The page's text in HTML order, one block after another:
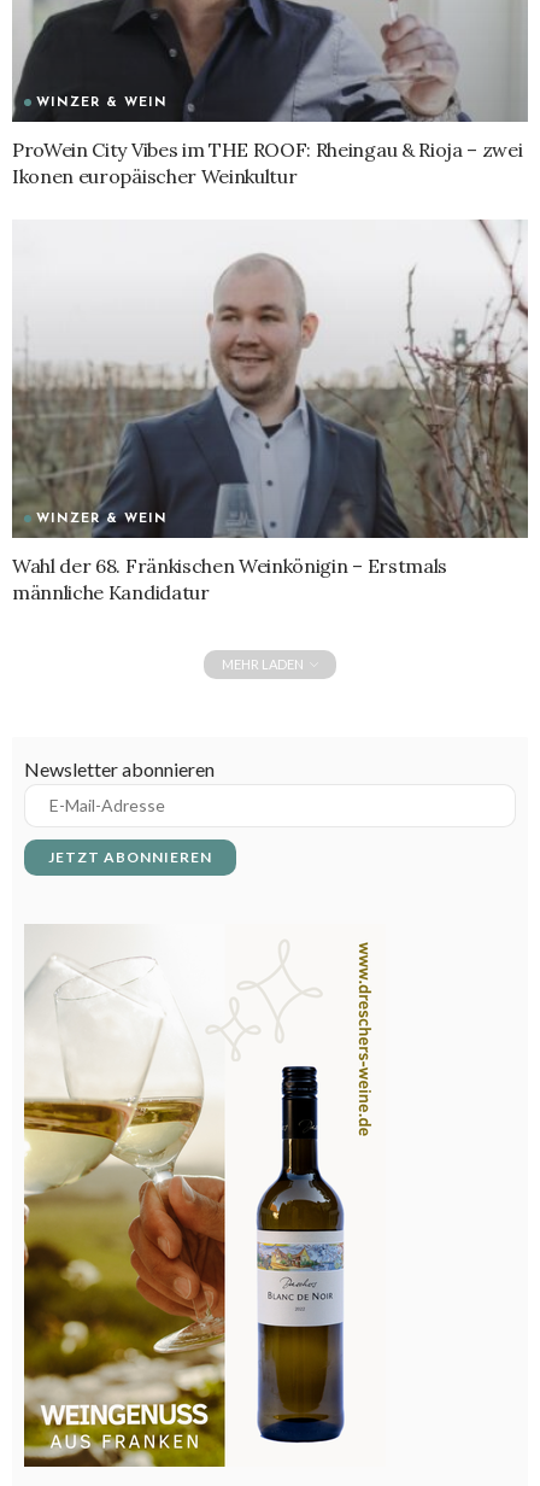
WINZER & WEIN
ProWein City Vibes im THE ROOF: Rheingau & Rioja – zwei
Ikonen europäischer Weinkultur
WINZER & WEIN
Wahl der 68. Fränkischen Weinkönigin – Erstmals
männliche Kandidatur
MEHR LADEN
Newsletter abonnieren